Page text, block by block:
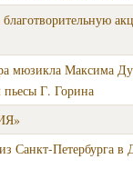
мюзикла Максима
Г. Горина
Санкт-Петербурга в